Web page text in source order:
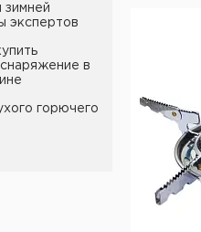
зимней
экспертов
в
горючего